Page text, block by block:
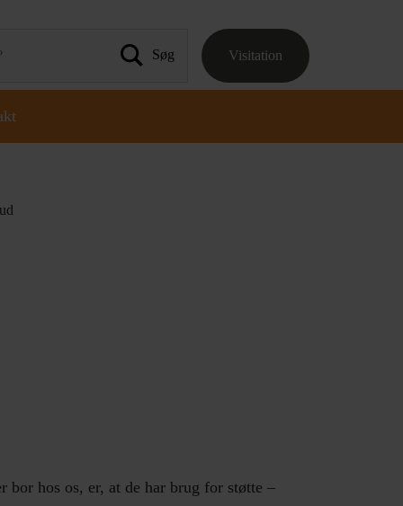
Visitation
hos os, er, at de har brug for støtte –